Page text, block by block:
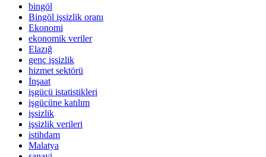
bingöl
Bingöl işsizlik oranı
Ekonomi
ekonomik veriler
Elazığ
genç işsizlik
hizmet sektörü
İnşaat
işgücü istatistikleri
işgücüne katılım
işsizlik
işsizlik verileri
istihdam
Malatya